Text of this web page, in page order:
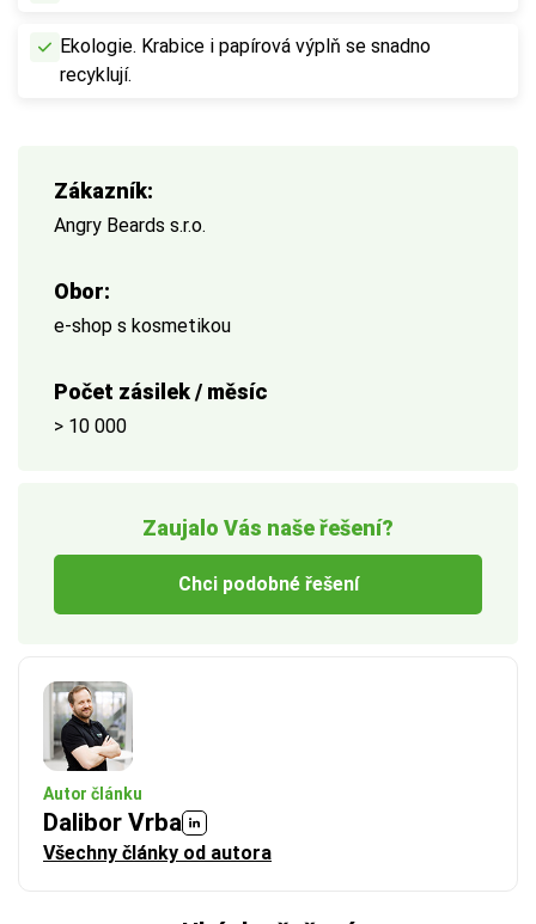
Ekologie. Krabice i papírová výplň se snadno
recyklují.
Zákazník:
Angry Beards s.r.o.
Obor:
e-shop s kosmetikou
Počet zásilek / měsíc
> 10 000
Zaujalo Vás naše řešení?
Chci podobné řešení
Autor článku
Dalibor Vrba
Všechny články od autora